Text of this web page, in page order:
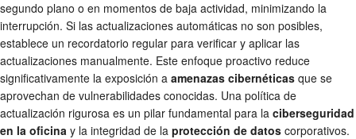
segundo plano o en momentos de baja actividad, minimizando la
interrupción. Si las actualizaciones automáticas no son posibles,
establece un recordatorio regular para verificar y aplicar las
actualizaciones manualmente. Este enfoque proactivo reduce
significativamente la exposición a amenazas cibernéticas que se
aprovechan de vulnerabilidades conocidas. Una política de
actualización rigurosa es un pilar fundamental para la ciberseguridad
en la oficina y la integridad de la protección de datos corporativos.